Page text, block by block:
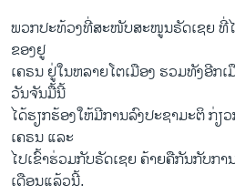
d
e
ພວກ​ປະ​ທ້ວງທີ່ສະ​ໜັບ​ສະ​ໜູນຣັດ​ເຊຍ ​ທີ່​
ຂອງຢູ
ເຄຣນ ຢູ່​ໃນ​ຫລາຍ​ໂຕ​ເມືອງ ຮວມ​ທັງອີກ​ເ
ວັນ​ຈັນ​ມື້​ນີ້
ໄດ້​ຮຽກຮ້ອງ​ໃຫ້​ມີການ​ລົງປະຊາ​ມະຕິ​ ກ່
ເຄຣນ ​ແລະ
ໄປເຂົ້າ​ຮ່ວມ​ກັບຣັດ​ເຊຍ ຄ້າຍຄື​ກັນ​ກັບ​ກາ
ເດືອນ​ແລ້ວ​ນີ້.